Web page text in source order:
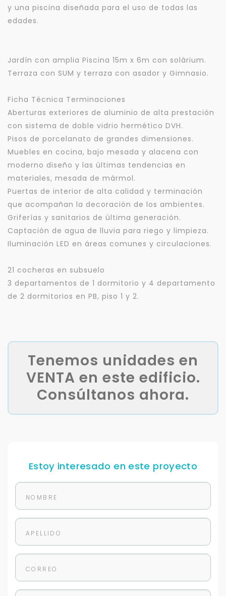
y una piscina diseñada para el uso de todas las
edades.
Jardín con amplia Piscina 15m x 6m con solárium.
Terraza con SUM y terraza con asador y Gimnasio.
Ficha Técnica Terminaciones
Aberturas exteriores de aluminio de alta prestación
con sistema de doble vidrio hermético DVH.
Pisos de porcelanato de grandes dimensiones.
Muebles en cocina, bajo mesada y alacena con
moderno diseño y las últimas tendencias en
materiales, mesada de mármol.
Puertas de interior de alta calidad y terminación
que acompañan la decoración de los ambientes.
Griferías y sanitarios de última generación.
Captación de agua de lluvia para riego y limpieza.
Iluminación LED en áreas comunes y circulaciones.
21 cocheras en subsuelo
3 departamentos de 1 dormitorio y 4 departamento
de 2 dormitorios en PB, piso 1 y 2.
Tenemos unidades en
VENTA en este edificio.
Consúltanos ahora.
Estoy interesado en este proyecto
Para responderte
Déjanos tus datos para identificar tu consulta en el